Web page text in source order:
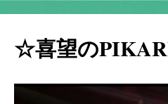
☆喜望の